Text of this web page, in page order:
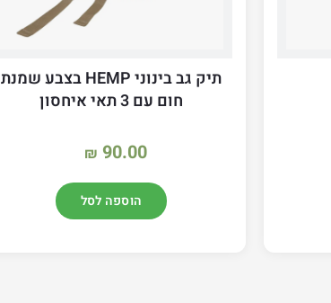
תיק גב בינוני HEMP בצבע שמנת
חום עם 3 תאי איחסון
₪ 90.00
הוספה לסל